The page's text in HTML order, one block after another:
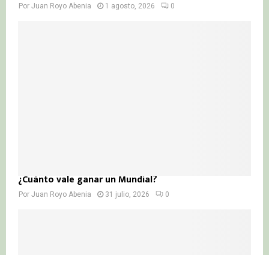
Por Juan Royo Abenia 1 agosto, 2026 0
¿Cuánto vale ganar un Mundial?
Por Juan Royo Abenia 31 julio, 2026 0